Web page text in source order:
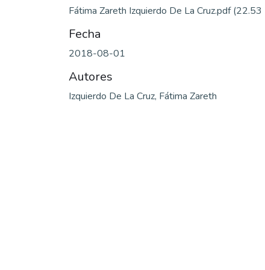
Fátima Zareth Izquierdo De La Cruz.pdf(22.53
Fecha
2018-08-01
Autores
Izquierdo De La Cruz, Fátima Zareth